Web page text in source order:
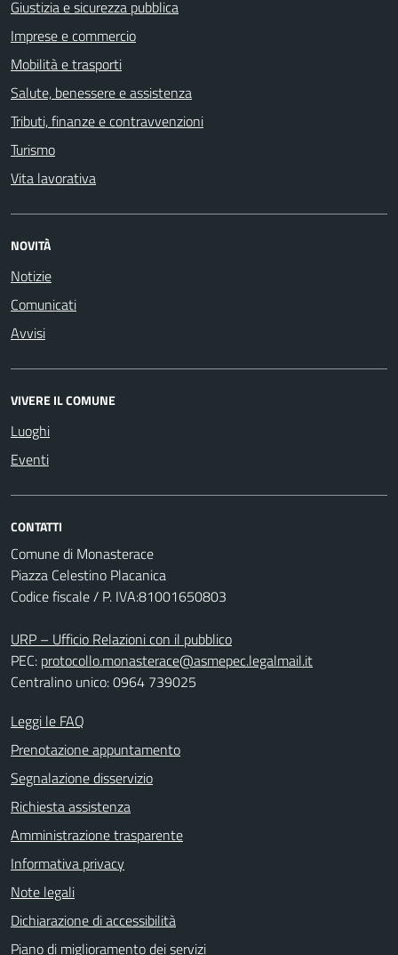
Giustizia e sicurezza pubblica
Imprese e commercio
Mobilità e trasporti
Salute, benessere e assistenza
Tributi, finanze e contravvenzioni
Turismo
Vita lavorativa
NOVITÀ
Notizie
Comunicati
Avvisi
VIVERE IL COMUNE
Luoghi
Eventi
CONTATTI
Comune di Monasterace
Piazza Celestino Placanica
Codice fiscale / P. IVA:81001650803
URP – Ufficio Relazioni con il pubblico
PEC: protocollo.monasterace@asmepec.legalmail.it
Centralino unico: 0964 739025
Leggi le FAQ
Prenotazione appuntamento
Segnalazione disservizio
Richiesta assistenza
Amministrazione trasparente
Informativa privacy
Note legali
Dichiarazione di accessibilità
Piano di miglioramento dei servizi